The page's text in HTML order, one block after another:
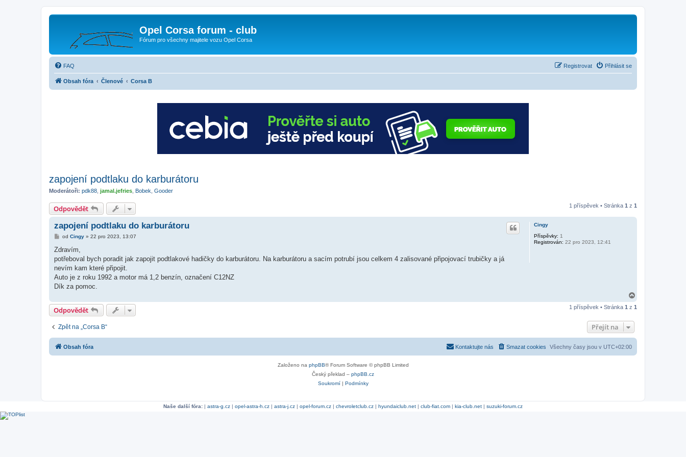
Opel Corsa forum - club
Fórum pro všechny majitele vozu Opel Corsa
FAQ Přihlásit se
Registrovat
Obsah fóra Členové Corsa B
zapojení podtlaku do karburátoru
Moderátoři: pdk88 jamal.jefries Bobek Gooder
Odpovědět 1 příspěvek • Stránka 1 z 1
Cingy
Příspěvky: 1
Registrován: 22 pro 2023, 12:41
zapojení podtlaku do karburátoru
P
í
p
ě
e
k
od Cingy» 22 pro 2023, 13:07
Zdravím,
potřeboval bych poradit jak zapojit podtlakové hadičky do karburátoru. Na karburátoru a sacím potrubí jsou celkem 4 zalisované připojovací trubičky a já
nevím kam které připojit.
Auto je z roku 1992 a motor má 1,2 benzín, označení C12NZ
Dík za pomoc.
h
Odpovědět 1 příspěvek • Stránka 1 z 1
Zpět na „Corsa B“ Přejít na
Obsah fóra Všechny časy jsou v UTC+02:00
Smazat cookies
Kontaktujte nás
Založeno na phpBB® Forum Software © phpBB Limited
Český překlad – phpBB.cz
Soukromí| Podmínky
Naše další fóra: | astra-g.cz | opel-astra-h.cz | astra-j.cz | opel-forum.cz | chevroletclub.cz | hyundaiclub.net | club-fiat.com | kia-club.net | suzuki-forum.cz